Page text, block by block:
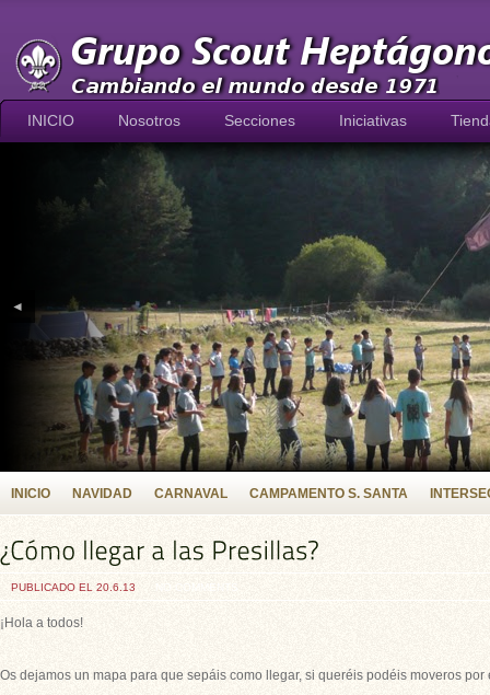
INICIO Nosotros Secciones Iniciativas
◄
INICIO NAVIDAD CARNAVAL CAMPAMENTO S. SANTA
PUBLICADO EL 20.6.13
¡Hola a todos!
Os dejamos un mapa para que sepáis como llegar, si queréis podéis moveros